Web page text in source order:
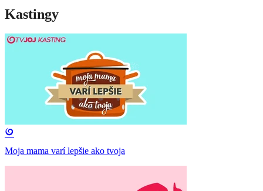
Kastingy
Moja mama varí lepšie ako tvoja